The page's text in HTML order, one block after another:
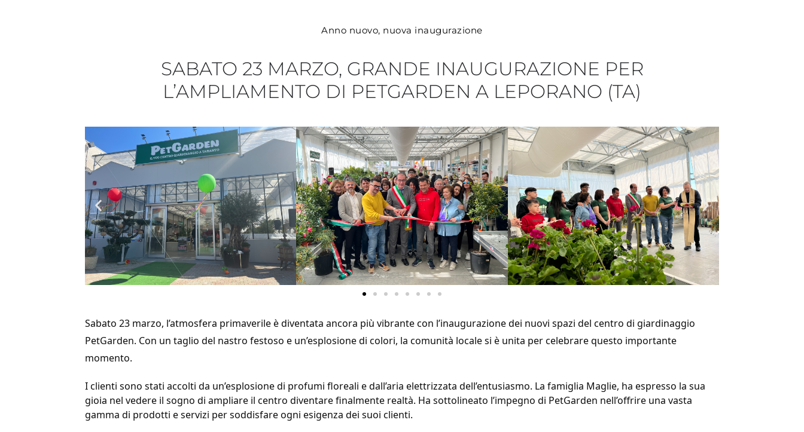
Anno nuovo, nuova inaugurazione
SABATO 23 MARZO, GRANDE INAUGURAZIONE PER
L’AMPLIAMENTO DI PETGARDEN A LEPORANO (TA)
Sabato 23 marzo, l’atmosfera primaverile è diventata ancora più vibrante con l’inaugurazione dei nuovi spazi del centro di giardinaggio
PetGarden. Con un taglio del nastro festoso e un’esplosione di colori, la comunità locale si è unita per celebrare questo importante
momento.
I clienti sono stati accolti da un’esplosione di profumi floreali e dall’aria elettrizzata dell’entusiasmo. La famiglia Maglie, ha espresso la sua
gioia nel vedere il sogno di ampliare il centro diventare finalmente realtà. Ha sottolineato l’impegno di PetGarden nell’offrire una vasta
gamma di prodotti e servizi per soddisfare ogni esigenza dei suoi clienti.